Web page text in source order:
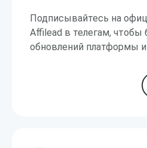
Подписывайтесь на
Affilead в телегам, чтобы
обновлений платформы и